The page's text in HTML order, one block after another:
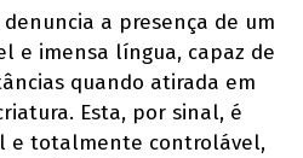
a presença de um
e imensa língua, capaz de
quando atirada em
Esta, por sinal, é
e totalmente controlável,